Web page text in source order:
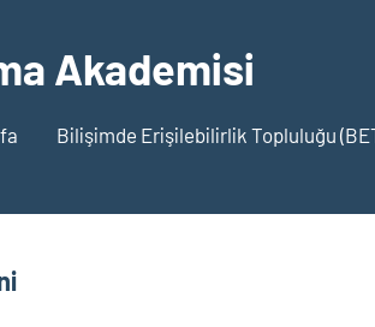
Akademisi
Bilişimde Erişilebilirlik Topluluğu